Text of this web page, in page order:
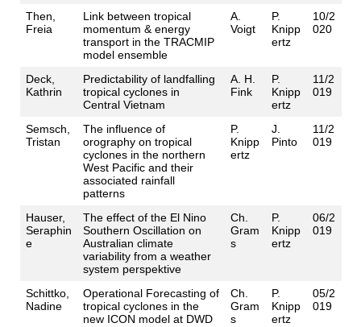
Then,
Freia
Link between tropical
momentum & energy
transport in the TRACMIP
model ensemble
A.
Voigt
P.
Knipp
ertz
10/2
020
Deck,
Kathrin
Predictability of landfalling
tropical cyclones in
Central Vietnam
A. H.
Fink
P.
Knipp
ertz
11/2
019
Semsch,
Tristan
The influence of
orography on tropical
cyclones in the northern
West Pacific and their
associated rainfall
patterns
P.
Knipp
ertz
J.
Pinto
11/2
019
Hauser,
Seraphin
e
The effect of the El Nino
Southern Oscillation on
Australian climate
variability from a weather
system perspektive
Ch.
Gram
s
P.
Knipp
ertz
06/2
019
Schittko,
Nadine
Operational Forecasting of
tropical cyclones in the
new ICON model at DWD
Ch.
Gram
s
P.
Knipp
ertz
05/2
019